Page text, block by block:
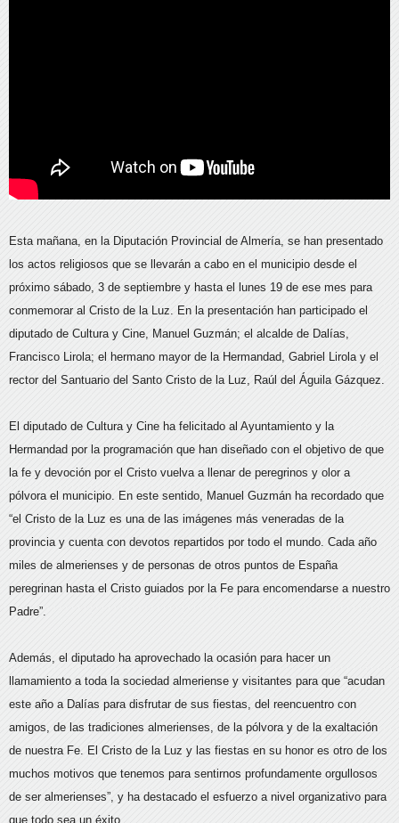
Esta mañana, en la Diputación Provincial de Almería, se han presentado
los actos religiosos que se llevarán a cabo en el municipio desde el
próximo sábado, 3 de septiembre y hasta el lunes 19 de ese mes para
conmemorar al Cristo de la Luz. En la presentación han participado el
diputado de Cultura y Cine, Manuel Guzmán; el alcalde de Dalías,
Francisco Lirola; el hermano mayor de la Hermandad, Gabriel Lirola y el
rector del Santuario del Santo Cristo de la Luz, Raúl del Águila Gázquez.
El diputado de Cultura y Cine ha felicitado al Ayuntamiento y la
Hermandad por la programación que han diseñado con el objetivo de que
la fe y devoción por el Cristo vuelva a llenar de peregrinos y olor a
pólvora el municipio. En este sentido, Manuel Guzmán ha recordado que
“el Cristo de la Luz es una de las imágenes más veneradas de la
provincia y cuenta con devotos repartidos por todo el mundo. Cada año
miles de almerienses y de personas de otros puntos de España
peregrinan hasta el Cristo guiados por la Fe para encomendarse a nuestro
Padre”.
Además, el diputado ha aprovechado la ocasión para hacer un
llamamiento a toda la sociedad almeriense y visitantes para que “acudan
este año a Dalías para disfrutar de sus fiestas, del reencuentro con
amigos, de las tradiciones almerienses, de la pólvora y de la exaltación
de nuestra Fe. El Cristo de la Luz y las fiestas en su honor es otro de los
muchos motivos que tenemos para sentirnos profundamente orgullosos
de ser almerienses”, y ha destacado el esfuerzo a nivel organizativo para
que todo sea un éxito.